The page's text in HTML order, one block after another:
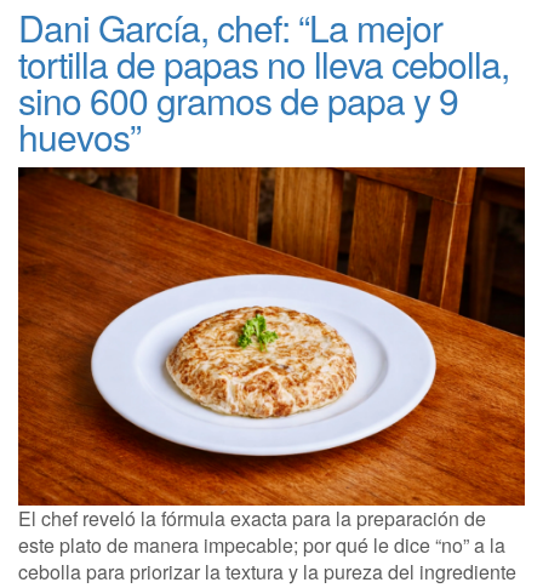
Dani García, chef: “La mejor
tortilla de papas no lleva cebolla,
sino 600 gramos de papa y 9
huevos”
El chef reveló la fórmula exacta para la preparación de
este plato de manera impecable; por qué le dice “no” a la
cebolla para priorizar la textura y la pureza del ingrediente